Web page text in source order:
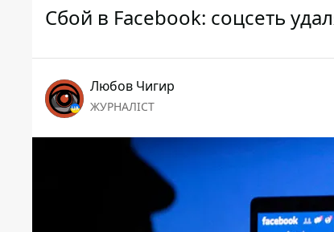
Сбой в Facebook: соцсеть
Любов Чигир
ЖУРНАЛІСТ